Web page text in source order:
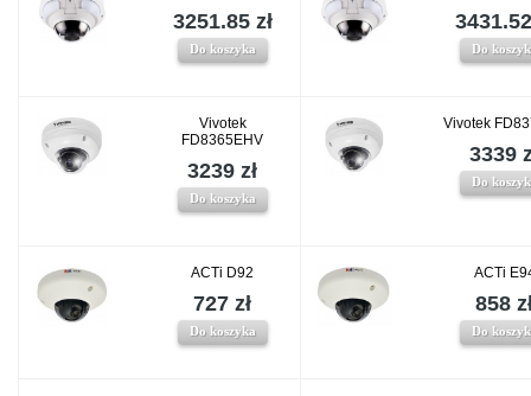
3251.85 zł
Do koszyka Do
Vivotek
FD8365EHV
3239 zł
Do koszyka
Vivotek
3339
Do
ACTi D92
727 zł
Do koszyka
ACTi
858
Do